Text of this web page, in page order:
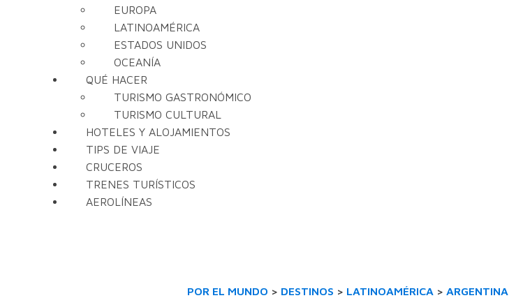
EUROPA
LATINOAMÉRICA
ESTADOS UNIDOS
OCEANÍA
QUÉ HACER
TURISMO GASTRONÓMICO
TURISMO CULTURAL
HOTELES Y ALOJAMIENTOS
TIPS DE VIAJE
CRUCEROS
TRENES TURÍSTICOS
AEROLÍNEAS
POR EL MUNDO > DESTINOS > LATINOAMÉRICA > ARGENTINA